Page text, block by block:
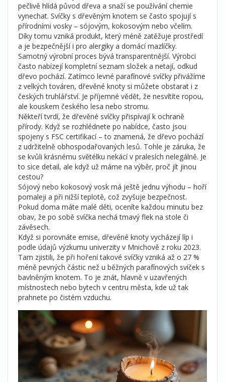
pečlivě hlídá původ dřeva a snaží se používání chemie
vynechat. Svíčky s dřevěným knotem se často spojují s
přírodními vosky – sójovým, kokosovým nebo včelím.
Díky tomu vzniká produkt, který méně zatěžuje prostředí
a je bezpečnější i pro alergiky a domácí mazlíčky.
Samotný výrobní proces bývá transparentnější. Výrobci
často nabízejí kompletní seznam složek a netají, odkud
dřevo pochází. Zatímco levné parafínové svíčky přivážíme
z velkých továren, dřevěné knoty si můžete obstarat i z
českých truhlářství. Je příjemné vědět, že nesvítíte ropou,
ale kouskem českého lesa nebo stromu.
Někteří tvrdí, že dřevěné svíčky přispívají k ochraně
přírody. Když se rozhlédnete po nabídce, často jsou
spojeny s FSC certifikací – to znamená, že dřevo pochází
z udržitelně obhospodařovaných lesů. Tohle je záruka, že
se kvůli krásnému světélku nekácí v pralesích nelegálně. Je
to sice detail, ale když už máme na výběr, proč jít jinou
cestou?
Sójový nebo kokosový vosk má ještě jednu výhodu – hoří
pomaleji a při nižší teplotě, což zvyšuje bezpečnost.
Pokud doma máte malé děti, oceníte každou minutu bez
obav, že po sobě svíčka nechá tmavý flek na stole či
závěsech.
Když si porovnáte emise, dřevěné knoty vycházejí líp i
podle údajů výzkumu univerzity v Mnichově z roku 2023.
Tam zjistili, že při hoření takové svíčky vzniká až o 27 %
méně pevných částic než u běžných parafínových svíček s
bavlněným knotem. To je znát, hlavně v uzavřených
místnostech nebo bytech v centru města, kde už tak
prahnete po čistém vzduchu.